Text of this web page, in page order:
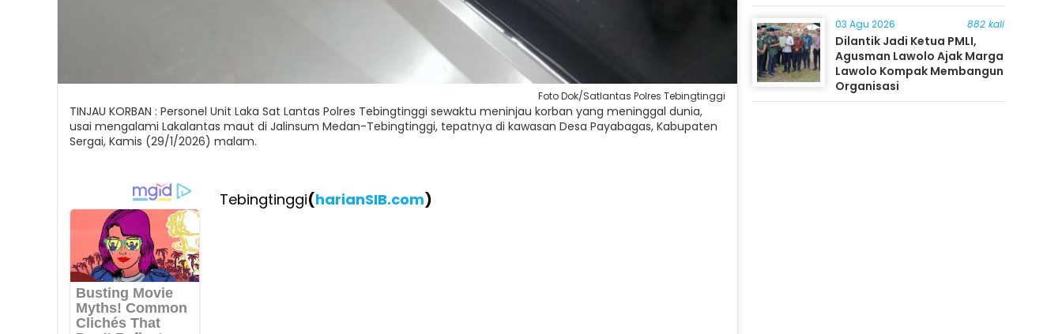
Foto Dok/Satlantas Polres Tebingtinggi
TINJAU KORBAN : Personel Unit Laka Sat Lantas Polres Tebingtinggi sewaktu meninjau korban yang meninggal dunia,
usai mengalami Lakalantas maut di Jalinsum Medan-Tebingtinggi, tepatnya di kawasan Desa Payabagas, Kabupaten
Sergai, Kamis (29/1/2026) malam.
Tebingtinggi(harianSIB.com)
03 Agu 2026 882 kali
Dilantik Jadi Ketua PMLI,
Agusman Lawolo Ajak Marga
Lawolo Kompak Membangun
Organisasi